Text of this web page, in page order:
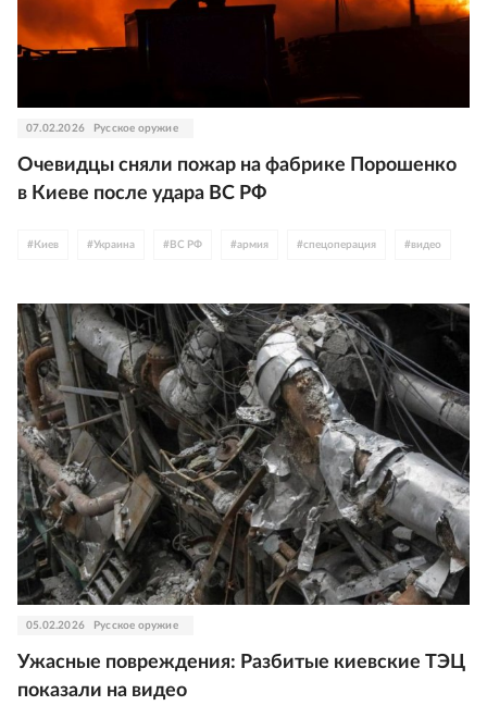
07.02.2026 Русское оружие
Очевидцы сняли пожар на фабрике Порошенко
в Киеве после удара ВС РФ
# Киев #Украина # ВС РФ #армия #спецоперация #видео
05.02.2026 Русское оружие
Ужасные повреждения: Разбитые киевские ТЭЦ
показали на видео